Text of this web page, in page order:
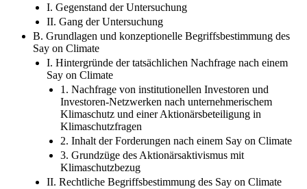
I. Gegenstand der Untersuchung
II. Gang der Untersuchung
B. Grundlagen und konzeptionelle Begriffsbestimmung des
Say on Climate
I. Hintergründe der tatsächlichen Nachfrage nach einem
Say on Climate
1. Nachfrage von institutionellen Investoren und
Investoren-Netzwerken nach unternehmerischem
Klimaschutz und einer Aktionärsbeteiligung in
Klimaschutzfragen
2. Inhalt der Forderungen nach einem Say on Climate
3. Grundzüge des Aktionärsaktivismus mit
Klimaschutzbezug
II. Rechtliche Begriffsbestimmung des Say on Climate